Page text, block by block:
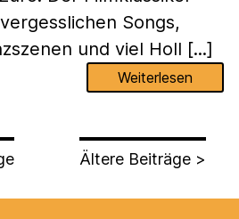
Songs,
und viel Holl [...]
Weiterlesen
Ältere Beiträge >